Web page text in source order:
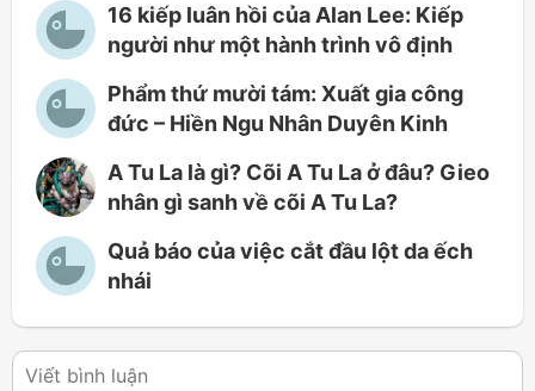
16 kiếp luân hồi của Alan Lee: Kiếp
người như một hành trình vô định
Phẩm thứ mười tám: Xuất gia công
đức – Hiền Ngu Nhân Duyên Kinh
A Tu La là gì? Cõi A Tu La ở đâu? Gieo
nhân gì sanh về cõi A Tu La?
Quả báo của việc cắt đầu lột da ếch
nhái